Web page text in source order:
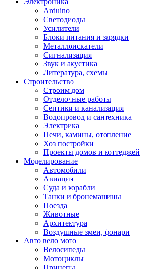
Электроника
Arduino
Светодиоды
Усилители
Блоки питания и зарядки
Металлоискатели
Сигнализация
Звук и акустика
Литература, схемы
Строительство
Строим дом
Отделочные работы
Септики и канализация
Водопровод и сантехника
Электрика
Печи, камины, отопление
Хоз постройки
Проекты домов и коттеджей
Моделирование
Автомобили
Авиация
Суда и корабли
Танки и бронемашины
Поезда
Животные
Архитектура
Воздушные змеи, фонари
Авто вело мото
Велосипеды
Мотоциклы
Прицепы